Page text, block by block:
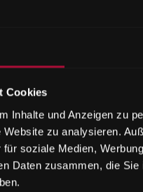
Cookies
Inhalte und Anzeigen zu
zu analysieren.
soziale Medien,
Daten zusammen, die